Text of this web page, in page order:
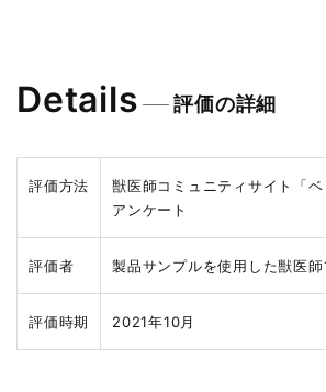
Details 評価の詳細
評価方法
獣医師コミュニティサイト「
アンケート
評価者 製品サンプルを使用した獣医師
評価時期 2021年10月